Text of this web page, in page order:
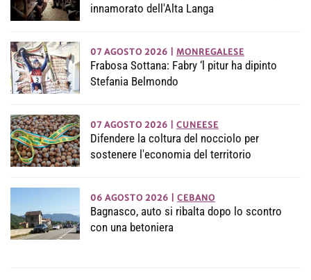
innamorato dell'Alta Langa
07 AGOSTO 2026 MONREGALESE
Frabosa Sottana: Fabry ‘l pitur ha dipinto
Stefania Belmondo
07 AGOSTO 2026 CUNEESE
Difendere la coltura del nocciolo per
sostenere l'economia del territorio
06 AGOSTO 2026 CEBANO
Bagnasco, auto si ribalta dopo lo scontro
con una betoniera